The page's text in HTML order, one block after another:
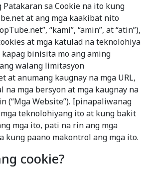
sa Cookie na ito kung
at ang mga kaakibat nito
“kami”, “amin”, at “atin”),
at mga katulad na teknolohiya
binisita mo ang aming
walang limitasyon
at anumang kaugnay na mga URL,
na mga bersyon at mga kaugnay na
(“Mga Website”). Ipinapaliwanag
teknolohiyang ito at kung bakit
mga ito, pati na rin ang mga
kung paano makontrol ang mga ito.
cookie?